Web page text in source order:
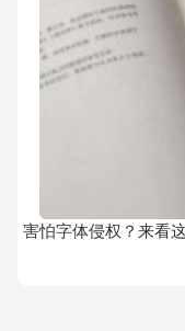
害怕字体侵权？来看